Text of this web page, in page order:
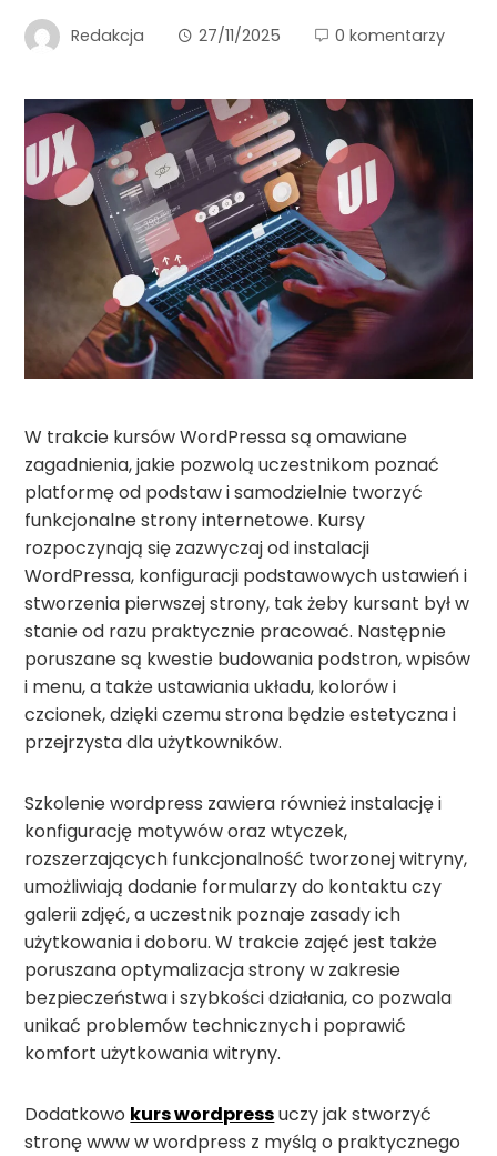
Redakcja 27/11/2025 0 komentarzy
W trakcie kursów WordPressa są omawiane
zagadnienia, jakie pozwolą uczestnikom poznać
platformę od podstaw i samodzielnie tworzyć
funkcjonalne strony internetowe. Kursy
rozpoczynają się zazwyczaj od instalacji
WordPressa, konfiguracji podstawowych ustawień i
stworzenia pierwszej strony, tak żeby kursant był w
stanie od razu praktycznie pracować. Następnie
poruszane są kwestie budowania podstron, wpisów
i menu, a także ustawiania układu, kolorów i
czcionek, dzięki czemu strona będzie estetyczna i
przejrzysta dla użytkowników.
Szkolenie wordpress zawiera również instalację i
konfigurację motywów oraz wtyczek,
rozszerzających funkcjonalność tworzonej witryny,
umożliwiają dodanie formularzy do kontaktu czy
galerii zdjęć, a uczestnik poznaje zasady ich
użytkowania i doboru. W trakcie zajęć jest także
poruszana optymalizacja strony w zakresie
bezpieczeństwa i szybkości działania, co pozwala
unikać problemów technicznych i poprawić
komfort użytkowania witryny.
Dodatkowo kurs wordpressuczy jak stworzyć
stronę www w wordpress z myślą o praktycznego